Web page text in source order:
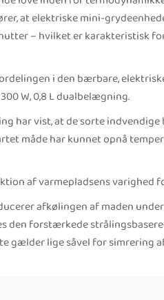
at elektriske mini-
– hvilket er karakteristisk
i den bærbare,
W, 0,8 L dualbelægning.
har vist, at de sorte
måde har kunnet opnå
af varmepladsens varighed
afkølingen af maden under
den forstærkede
gælder lige såvel for simrering